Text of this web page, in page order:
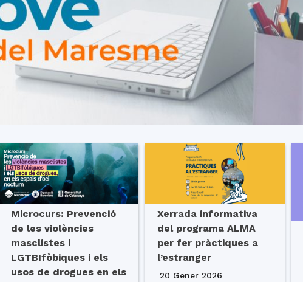
Maresme
Microcurs: Prevenció
de les violències
masclistes i
LGTBIfòbiques i els
usos de drogues en els
Xerrada informativa
del programa ALMA
per fer pràctiques a
l’estranger
20 Gener 2026